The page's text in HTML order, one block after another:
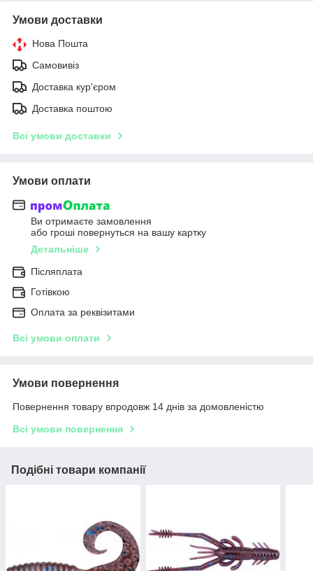
Умови доставки
Нова Пошта
Самовивіз
Доставка кур'єром
Доставка поштою
Всі умови доставки
Умови оплати
Ви отримаєте замовлення
або гроші повернуться на вашу картку
Детальніше
Післяплата
Готівкою
Оплата за реквізитами
Всі умови оплати
Умови повернення
Повернення товару впродовж 14 днів за домовленістю
Всі умови повернення
Подібні товари компанії